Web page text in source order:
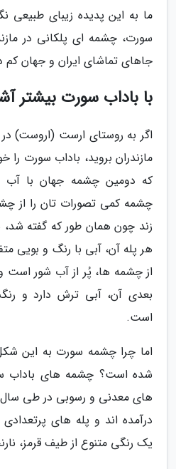
ما به این پدیده زیبای طبیعی
سورت، چشمه ای پلکانی در
جاهای تماشای ایران و جهان کم
با باداب سورت بیشتر
اگر به روستای ارست (اروست)
مازندران بروید، باداب سورت
که دومین چشمه جهان با آب
چشمه کمی تصورات تان را از
زند چون همان طور که گفته شد،
هر پله آن، آبی با رنگ و بویی
از چشمه ها، پُر از آب شور است
بعدی آن، آبی ترش دارد و
است.
اما چرا چشمه سورت به این
شده است؟ چشمه های باداب
های معدنی و رسوبی در طی
درآمده اند و پله های
یک رنگی متنوع از طیف قرمز،